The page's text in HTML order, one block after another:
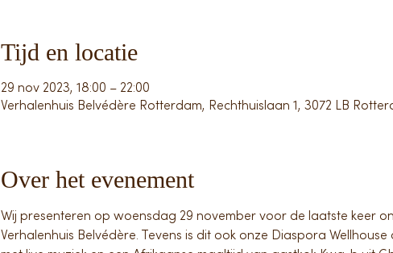
Tijd en locatie
29 nov 2023, 18:00 – 22:00
Verhalenhuis Belvédère Rotterdam, Rechthuislaan 1, 3072 LB
Over het evenement
Wij presenteren op woensdag 29 november voor de laatste keer
Verhalenhuis Belvédère. Tevens is dit ook onze Diaspora